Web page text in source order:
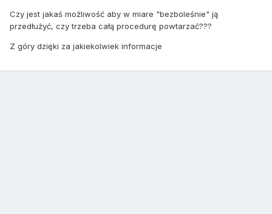
Czy jest jakaś możliwość aby w miare "bezboleśnie" ją
przedłużyć, czy trzeba całą procedurę powtarzać???
Z góry dzięki za jakiekolwiek informacje